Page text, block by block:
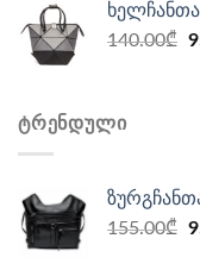
ხელჩანთა
140.00₾
ᲢᲠᲔᲜᲓᲣᲚᲘ
155.00₾